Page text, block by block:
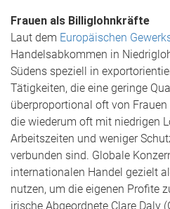
Frauen als Billiglohnkräfte
Laut dem Europäischen
Handelsabkommen in
Südens speziell in
Tätigkeiten, die eine geringe
überproportional oft von
die wiederum oft mit niedrigen
Arbeitszeiten und weniger
verbunden sind. Globale
internationalen Handel gezielt
nutzen, um die eigenen Profite
irische Abgeordnete Clare Daly